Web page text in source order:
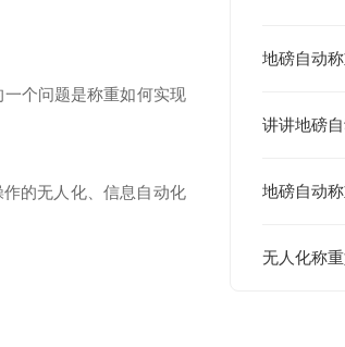
个问题是称重如何实现
的无人化、信息自动化